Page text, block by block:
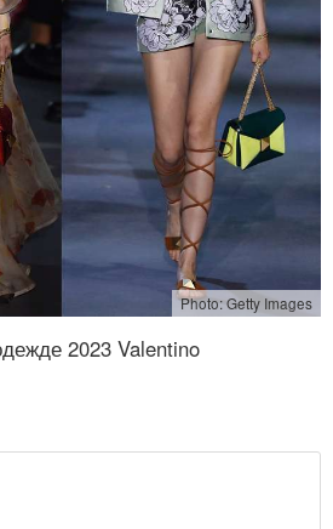
Photo: Getty Images
2023 Valentino